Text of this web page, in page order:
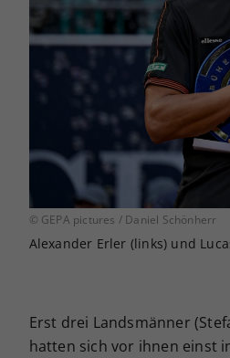
© GEPA pictures / Daniel Schönherr
Alexander Erler (links) und
Erst drei Landsmänner
hatten sich vor ihnen einst